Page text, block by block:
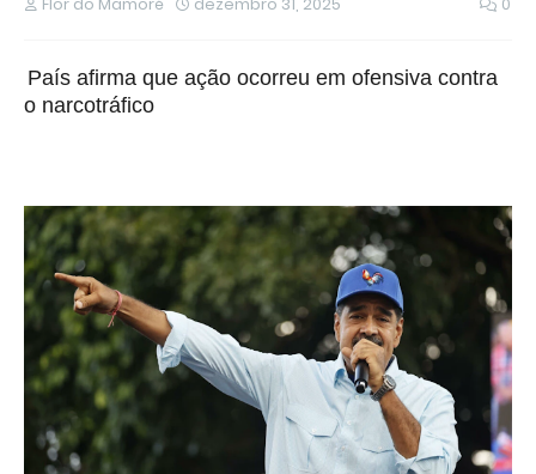
País afirma que ação ocorreu em ofensiva contra
o narcotráfico